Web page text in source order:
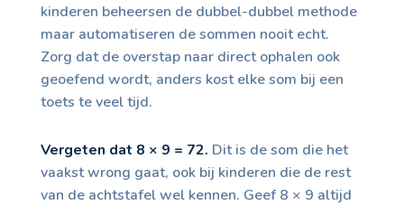
kinderen beheersen de dubbel-dubbel methode
maar automatiseren de sommen nooit echt.
Zorg dat de overstap naar direct ophalen ook
geoefend wordt, anders kost elke som bij een
toets te veel tijd.
Vergeten dat 8 × 9 = 72. Dit is de som die het
vaakst wrong gaat, ook bij kinderen die de rest
van de achtstafel wel kennen. Geef 8 × 9 altijd